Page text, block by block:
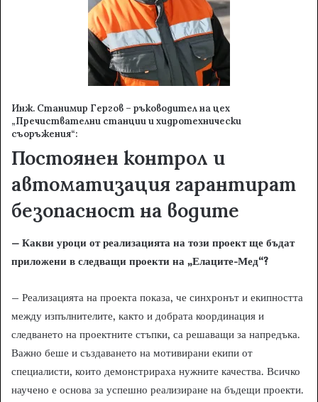
Инж. Станимир Гергов – ръководител на цех
„Пречиствателни станции и хидротехнически
съоръжения“:
Постоянен контрол и
автоматизация гарантират
безопасност на водите
– Какви уроци от реализацията на този проект ще бъдат
приложени в следващи проекти на „Елаците-Мед“?
– Реализацията на проекта показа, че синхронът и екипността
между изпълнителите, както и добрата координация и
следването на проектните стъпки, са решаващи за напредъка.
Важно беше и създаването на мотивирани екипи от
специалисти, които демонстрираха нужните качества. Всичко
научено е основа за успешно реализиране на бъдещи проекти.